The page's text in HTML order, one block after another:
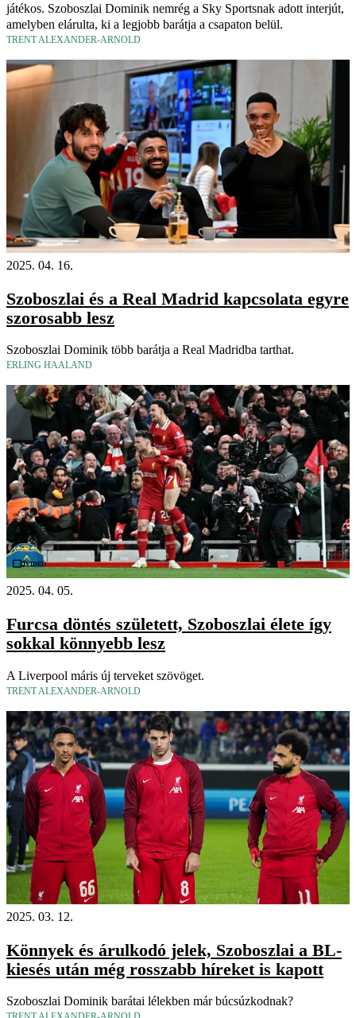
játékos. Szoboszlai Dominik nemrég a Sky Sportsnak adott interjút,
amelyben elárulta, ki a legjobb barátja a csapaton belül.
TRENT ALEXANDER-ARNOLD
2025. 04. 16.
Szoboszlai és a Real Madrid kapcsolata egyre
szorosabb lesz
Szoboszlai Dominik több barátja a Real Madridba tarthat.
ERLING HAALAND
Videó
2025. 04. 05.
Furcsa döntés született, Szoboszlai élete így
sokkal könnyebb lesz
A Liverpool máris új terveket szövöget.
TRENT ALEXANDER-ARNOLD
2025. 03. 12.
Könnyek és árulkodó jelek, Szoboszlai a BL-
kiesés után még rosszabb híreket is kapott
Szoboszlai Dominik barátai lélekben már búcsúzkodnak?